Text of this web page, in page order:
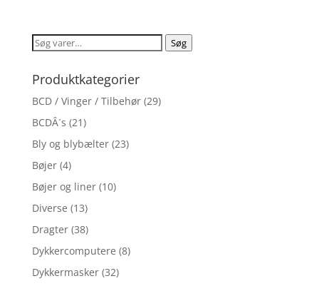
Søg
Søg
Produktkategorier
BCD / Vinger / Tilbehør (29)
BCDÂ´s (21)
Bly og blybælter (23)
Bøjer (4)
Bøjer og liner (10)
Diverse (13)
Dragter (38)
Dykkercomputere (8)
Dykkermasker (32)